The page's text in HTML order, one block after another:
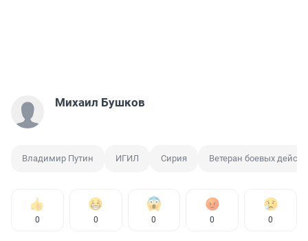
Михаил Бушков
Владимир Путин ИГИЛ Сирия Ветеран боевых
0 0 0 0 0